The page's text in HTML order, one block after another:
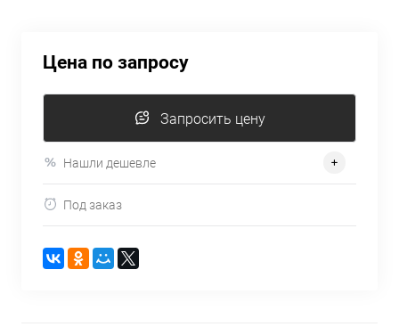
Цена по запросу
Запросить цену
Нашли дешевле
Под заказ